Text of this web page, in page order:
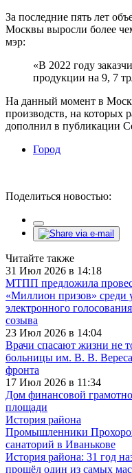
За последние пять лет
Москвы выросли более
мэр:
«В 2022 году
продукции на 9, 7
На данный момент в
производств, на которых
дополнил в публикации
Город
Поделиться новостью:
Читайте также
31 Июл 2026 в 14:18
МТПП предложила
«Миллион призов» среди
электронного
созыва
23 Июл 2026 в 14:04
Врачи спасают жизни не
больницы им. В. В.
фронта
17 Июл 2026 в 11:34
Дом финансовой
площади
История района
Промышленники
санаторий в Иванькове
История района: 31 год
прошёл один из самых